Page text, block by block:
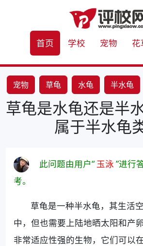
首页 学校 宠物 花
宠物 草龟 水龟 半水龟
草龟是水龟还是半
属于半水龟
此问题由用户“ 玉泳 ”进行
考。
草龟是一种半水龟，其生活
中，但也需要上陆地晒太阳和产
非常适应性强的生物，它们可以